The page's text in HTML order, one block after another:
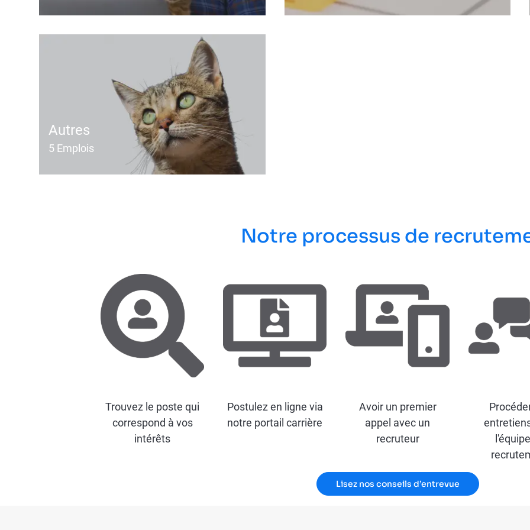
Autres
5 Emplois
Notre processus de
Trouvez le poste qui
correspond à vos
intérêts
Postulez en ligne via
notre portail carrière
Avoir un premier
appel avec un
recruteur
Lisez nos conseils d’entrevue